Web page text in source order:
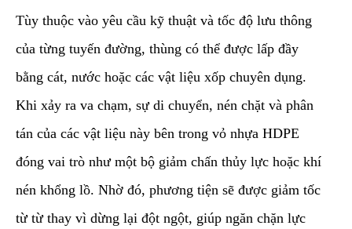
Tùy thuộc vào yêu cầu kỹ thuật và tốc độ lưu thông
của từng tuyến đường, thùng có thể được lấp đầy
bằng cát, nước hoặc các vật liệu xốp chuyên dụng.
Khi xảy ra va chạm, sự di chuyển, nén chặt và phân
tán của các vật liệu này bên trong vỏ nhựa HDPE
đóng vai trò như một bộ giảm chấn thủy lực hoặc khí
nén khổng lồ. Nhờ đó, phương tiện sẽ được giảm tốc
từ từ thay vì dừng lại đột ngột, giúp ngăn chặn lực